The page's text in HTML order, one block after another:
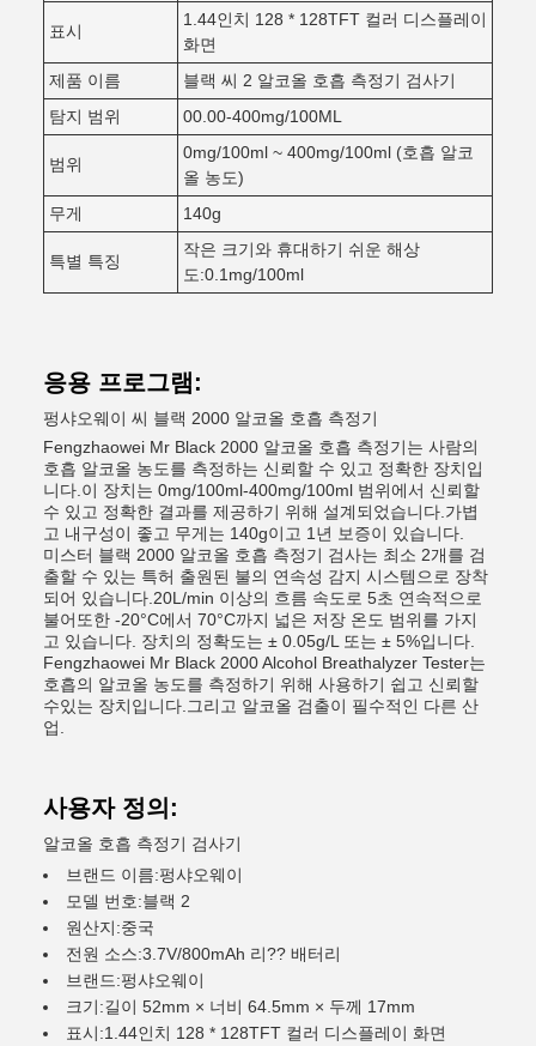
표시
1.44인치 128 * 128TFT 컬러 디스플레이
화면
제품 이름
블랙 씨 2 알코올 호흡 측정기 검사기
탐지 범위
00.00-400mg/100ML
범위
0mg/100ml ~ 400mg/100ml (호흡 알코
올 농도)
무게
140g
특별 특징
작은 크기와 휴대하기 쉬운 해상
도:0.1mg/100ml
응용 프로그램:
펑샤오웨이 씨 블랙 2000 알코올 호흡 측정기
Fengzhaowei Mr Black 2000 알코올 호흡 측정기는 사람의
호흡 알코올 농도를 측정하는 신뢰할 수 있고 정확한 장치입
니다.이 장치는 0mg/100ml-400mg/100ml 범위에서 신뢰할
수 있고 정확한 결과를 제공하기 위해 설계되었습니다.가볍
고 내구성이 좋고 무게는 140g이고 1년 보증이 있습니다.
미스터 블랙 2000 알코올 호흡 측정기 검사는 최소 2개를 검
출할 수 있는 특허 출원된 불의 연속성 감지 시스템으로 장착
되어 있습니다.20L/min 이상의 흐름 속도로 5초 연속적으로
불어또한 -20°C에서 70°C까지 넓은 저장 온도 범위를 가지
고 있습니다. 장치의 정확도는 ± 0.05g/L 또는 ± 5%입니다.
Fengzhaowei Mr Black 2000 Alcohol Breathalyzer Tester는
호흡의 알코올 농도를 측정하기 위해 사용하기 쉽고 신뢰할
수있는 장치입니다.그리고 알코올 검출이 필수적인 다른 산
업.
사용자 정의:
알코올 호흡 측정기 검사기
브랜드 이름:펑샤오웨이
모델 번호:블랙 2
원산지:중국
전원 소스:3.7V/800mAh 리?? 배터리
브랜드:펑샤오웨이
크기:길이 52mm × 너비 64.5mm × 두께 17mm
표시:1.44인치 128 * 128TFT 컬러 디스플레이 화면